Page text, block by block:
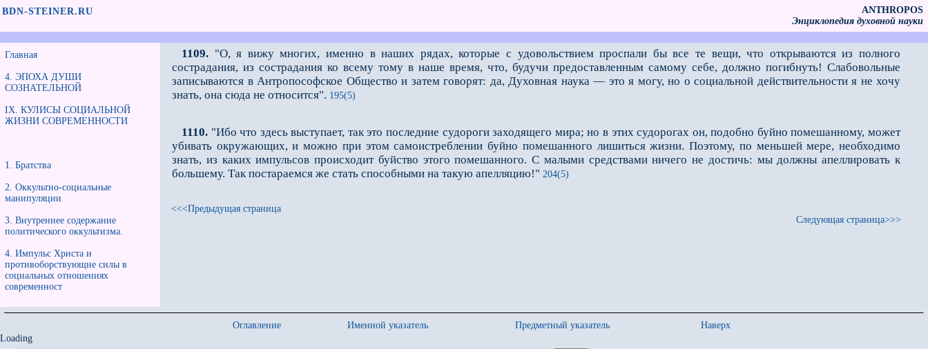
BDN-STEINER.RU
ANTHROPOS
Энциклопедия духовной науки
Главная
4. ЭПОХА ДУШИ
СОЗНАТЕЛЬНОЙ
IX. КУЛИСЫ СОЦИАЛЬНОЙ
ЖИЗНИ СОВРЕМЕННОСТИ
1. Братства
2. Оккультно-социальные
манипуляции
3. Внутреннее содержание
политического оккультизма.
4. Импульс Христа и
противоборствующие силы в
социальных отношениях
современност
1109. "О, я вижу многих, именно в наших рядах, которые с удовольствием проспали бы все те вещи, что открываются из полного
сострадания, из сострадания ко всему тому в наше время, что, будучи предоставленным самому себе, должно погибнуть! Слабовольные
записываются в Антропософское Общество и затем говорят: да, Духовная наука — это я могу, но о социальной действительности я не хочу
знать, она сюда не относится". 195(5)
1110. "Ибо что здесь выступает, так это последние судороги заходящего мира; но в этих судорогах он, подобно буйно помешанному, может
убивать окружающих, и можно при этом самоистреблении буйно помешанного лишиться жизни. Поэтому, по меньшей мере, необходимо
знать, из каких импульсов происходит буйство этого помешанного. С малыми средствами ничего не достичь: мы должны апеллировать к
большему. Так постараемся же стать способными на такую апелляцию!" 204(5)
<<<Предыдущая страница
Следующая страница>>>
Оглавление Именной указатель Предметный указатель
Наверх
Loading